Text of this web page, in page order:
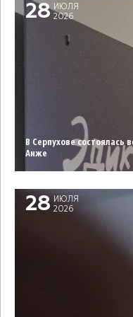
28 ИЮЛЯ
2026
В Серпухове состоялась
Анже
28 ИЮЛЯ
2026